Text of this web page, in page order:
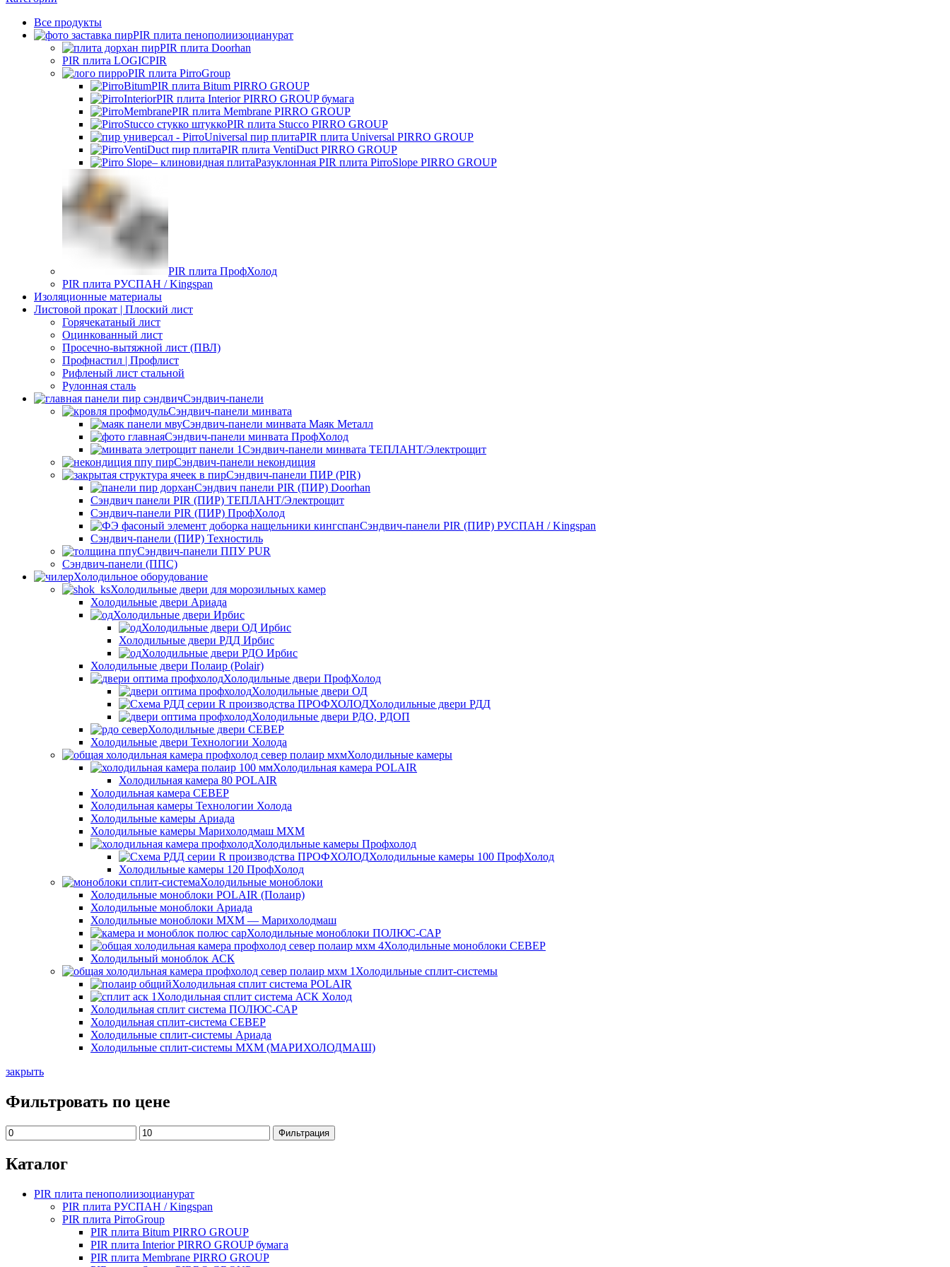
Все продукты
PIR плита пенополиизоцианурат
PIR плита Doorhan
PIR плита LOGICPIR
PIR плита PirroGroup
PIR плита Bitum PIRRO GROUP
PIR плита Interior PIRRO GROUP бумага
PIR плита Membrane PIRRO GROUP
PIR плита Stucco PIRRO GROUP
PIR плита Universal PIRRO GROUP
PIR плита VentiDuct PIRRO GROUP
Разуклонная PIR плита PirroSlope PIRRO GROUP
PIR плита ПрофХолод
PIR плита РУСПАН / Kingspan
Изоляционные материалы
Листовой прокат | Плоский лист
Горячекатаный лист
Оцинкованный лист
Просечно-вытяжной лист (ПВЛ)
Профнастил | Профлист
Рифленый лист стальной
Рулонная сталь
Сэндвич-панели
Сэндвич-панели минвата
Сэндвич-панели минвата Маяк Металл
Сэндвич-панели минвата ПрофХолод
Сэндвич-панели минвата ТЕПЛАНТ/Электрощит
Сэндвич-панели некондиция
Сэндвич-панели ПИР (PIR)
Сэндвич панели PIR (ПИР) Doorhan
Сэндвич панели PIR (ПИР) ТЕПЛАНТ/Электрощит
Сэндвич-панели PIR (ПИР) ПрофХолод
Сэндвич-панели PIR (ПИР) РУСПАН / Kingspan
Сэндвич‑панели (ПИР) Техностиль
Сэндвич-панели ППУ PUR
Сэндвич‑панели (ППС)
Холодильное оборудование
Холодильные двери для морозильных камер
Холодильные двери Ариада
Холодильные двери Ирбис
Холодильные двери ОД Ирбис
Холодильные двери РДД Ирбис
Холодильные двери РДО Ирбис
Холодильные двери Полаир (Polair)
Холодильные двери ПрофХолод
Холодильные двери ОД
Холодильные двери РДД
Холодильные двери РДО, РДОП
Холодильные двери СЕВЕР
Холодильные двери Технологии Холода
Холодильные камеры
Холодильная камера POLAIR
Холодильная камера 80 POLAIR
Холодильная камера СЕВЕР
Холодильная камеры Технологии Холода
Холодильные камеры Ариада
Холодильные камеры Марихолодмаш МХМ
Холодильные камеры Профхолод
Холодильные камеры 100 ПрофХолод
Холодильные камеры 120 ПрофХолод
Холодильные моноблоки
Холодильные моноблоки POLAIR (Полаир)
Холодильные моноблоки Ариада
Холодильные моноблоки МХМ — Марихолодмаш
Холодильные моноблоки ПОЛЮС-САР
Холодильные моноблоки СЕВЕР
Холодильный моноблок АСК
Холодильные сплит-системы
Холодильная сплит система POLAIR
Холодильная сплит система АСК Холод
Холодильная сплит система ПОЛЮС-САР
Холодильная сплит-система СЕВЕР
Холодильные сплит-системы Ариада
Холодильные сплит-системы МХМ (МАРИХОЛОДМАШ)
закрыть
Фильтровать по цене
Минимальная
цена
Максимальная
цена
Фильтрация
Каталог
PIR плита пенополиизоцианурат
PIR плита РУСПАН / Kingspan
PIR плита PirroGroup
PIR плита Bitum PIRRO GROUP
PIR плита Interior PIRRO GROUP бумага
PIR плита Membrane PIRRO GROUP